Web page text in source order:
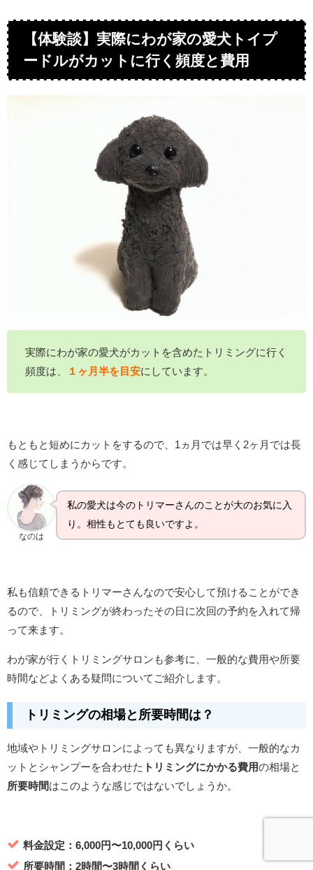
【体験談】実際にわが家の愛犬トイプ
ードルがカットに行く頻度と費用
実際にわが家の愛犬がカットを含めたトリミングに行く
頻度は、
１ヶ月半を目安にしています。
もともと短めにカットをするので、1ヵ月では早く2ヶ月では長
く感じてしまうからです。
なのは
私の愛犬は今のトリマーさんのことが大のお気に入
り。相性もとても良いですよ。
私も信頼できるトリマーさんなので安心して預けることができ
るので、
トリミングが終わったその日に次回の予約を入れて帰
って来ます。
わが家が行くトリミングサロンも参考に、一般的な費用や所要
時間などよくある疑問についてご紹介します。
トリミングの相場と所要時間は？
地域やトリミングサロンによっても異なりますが、一般的なカ
ットとシャンプーを合わせた トリミングにかかる費用の相場と
所要時間 はこのような感じではないでしょうか。
料金設定：6,000円〜10,000円くらい
所要時間：2時間〜3時間くらい